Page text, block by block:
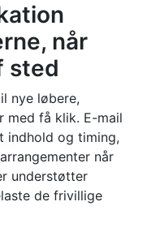
når
sted
nye løbere,
med få klik. E-mail
indhold og timing,
når
understøtter
de frivillige